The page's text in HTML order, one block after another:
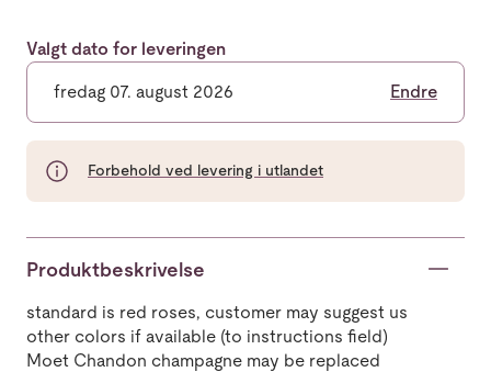
Valgt dato for leveringen
fredag 07. august 2026 Endre
Forbehold ved levering i utlandet
Produktbeskrivelse
standard is red roses, customer may suggest us
other colors if available (to instructions field)
Moet Chandon champagne may be replaced